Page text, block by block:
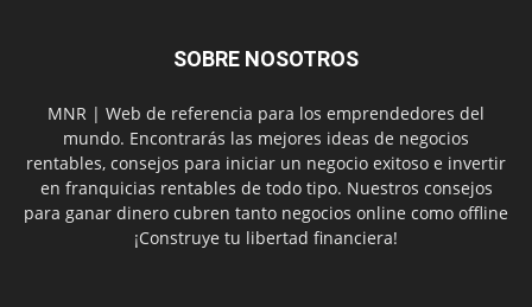
SOBRE NOSOTROS
MNR | Web de referencia para los emprendedores del
mundo. Encontrarás las mejores ideas de negocios
rentables, consejos para iniciar un negocio exitoso e invertir
en franquicias rentables de todo tipo. Nuestros consejos
para ganar dinero cubren tanto negocios online como offline
¡Construye tu libertad financiera!